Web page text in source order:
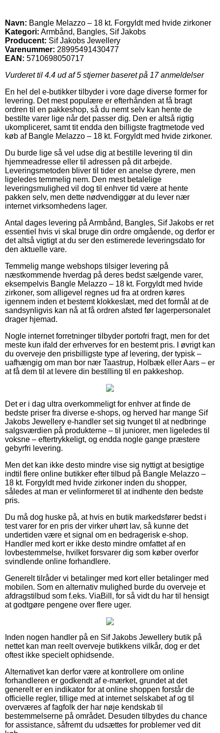
Navn: Bangle Melazzo – 18 kt. Forgyldt med hvide zirkoner
Kategori: Armbånd, Bangles, Sif Jakobs
Producent: Sif Jakobs Jewellery
Varenummer: 28995491430477
EAN: 5710698050717
Vurderet til 4.4 ud af 5 stjerner baseret på 17anmeldelser
En hel del e-butikker tilbyder i vore dage diverse former for
levering. Det mest populære er efterhånden at få bragt
ordren til en pakkeshop, så du nemt selv kan hente de
bestilte varer lige når det passer dig. Den er altså rigtig
ukompliceret, samt tit endda den billigste fragtmetode ved
køb af Bangle Melazzo – 18 kt. Forgyldt med hvide zirkoner.
Du burde lige så vel udse dig at bestille levering til din
hjemmeadresse eller til adressen på dit arbejde.
Leveringsmetoden bliver til tider en anelse dyrere, men
ligeledes temmelig nem. Den mest betalelige
leveringsmulighed vil dog til enhver tid være at hente
pakken selv, men dette nødvendiggør at du lever nær
internet virksomhedens lager.
Antal dages levering på Armbånd, Bangles, Sif Jakobs er ret
essentiel hvis vi skal bruge din ordre omgående, og derfor er
det altså vigtigt at du ser den estimerede leveringsdato for
den aktuelle vare.
Temmelig mange webshops tilsiger levering på
næstkommende hverdag på deres bedst sælgende varer,
eksempelvis Bangle Melazzo – 18 kt. Forgyldt med hvide
zirkoner, som alligevel regnes ud fra at ordren køres
igennem inden et bestemt klokkeslæt, med det formål at de
sandsynligvis kan nå at få ordren afsted før lagerpersonalet
drager hjemad.
Nogle internet forretninger tilbyder portofri fragt, men for det
meste kun ifald der erhverves for en bestemt pris. I øvrigt kan
du overveje den prisbilligste type af levering, der typisk –
uafhængig om man bor nær Taastrup, Holbæk eller Aars – er
at få dem til at levere din bestilling til en pakkeshop.
Det er i dag ultra overkommeligt for enhver at finde de
bedste priser fra diverse e-shops, og herved har mange Sif
Jakobs Jewellery e-handler set sig tvunget til at nedbringe
salgsværdien på produkterne – til juniorer, men ligeledes til
voksne – eftertrykkeligt, og endda nogle gange præstere
gebyrfri levering.
Men det kan ikke desto mindre vise sig nyttigt at besigtige
indtil flere online butikker efter tilbud på Bangle Melazzo –
18 kt. Forgyldt med hvide zirkoner inden du shopper,
således at man er velinformeret til at indhente den bedste
pris.
Du må dog huske på, at hvis en butik markedsfører bedst i
test varer for en pris der virker uhørt lav, så kunne det
undertiden være et signal om en bedragerisk e-shop.
Handler med kort er ikke desto mindre omfattet af en
lovbestemmelse, hvilket forsvarer dig som køber overfor
svindlende online forhandlere.
Generelt tilråder vi betalinger med kort eller betalinger med
mobilen. Som en alternativ mulighed burde du overveje et
afdragstilbud som f.eks. ViaBill, for så vidt du har til hensigt
at godtgøre pengene over flere uger.
Inden nogen handler på en Sif Jakobs Jewellery butik på
nettet kan man reelt overveje butikkens vilkår, dog er det
oftest ikke specielt ophidsende.
Alternativet kan derfor være at kontrollere om online
forhandleren er godkendt af e-mærket, grundet at det
generelt er en indikator for at online shoppen forstår de
officielle regler, tillige med at internet selskabet af og til
overværes af fagfolk der har nøje kendskab til
bestemmelserne på området. Desuden tilbydes du chance
for assistance, såfremt du udsættes for problemer ved dit